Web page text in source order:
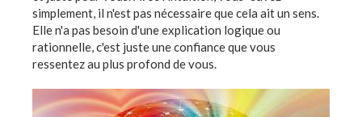
simplement, il n'est pas nécessaire que cela ait un sens.
Elle n'a pas besoin d'une explication logique ou
rationnelle, c'est juste une confiance que vous
ressentez au plus profond de vous.